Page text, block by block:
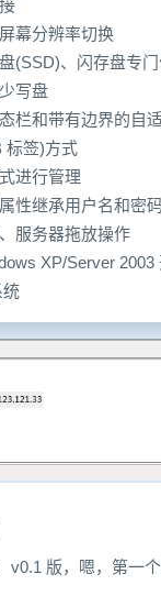
幕分辨率切换
(SSD)、闪存盘专门
写盘
栏和带有边界的自
标签)方式
进行管理
性继承用户名和密码
服务器拖放操作
XP/Server 2003
统
v0.1 版，嗯，第一个